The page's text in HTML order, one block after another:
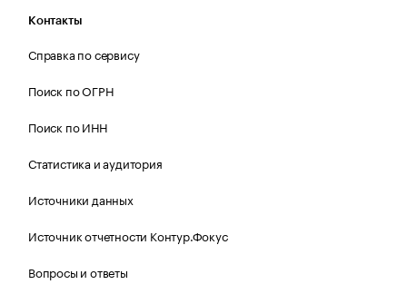
Контакты
Справка по сервису
Поиск по ОГРН
Поиск по ИНН
Статистика и аудитория
Источники данных
Источник отчетности Контур.Фокус
Вопросы и ответы